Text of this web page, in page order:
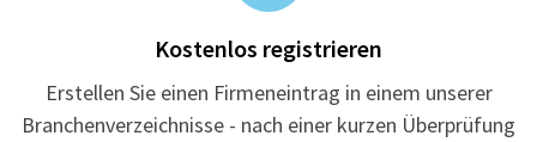
Kostenlos registrieren
Erstellen Sie einen Firmeneintrag in einem unserer
Branchenverzeichnisse - nach einer kurzen Überprüfung